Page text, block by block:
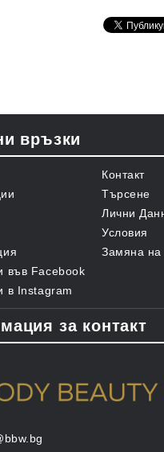
витамин Е, алое вера и
в тази благоухайна
връзки
Контакт
Търсене
Лични
Условия
Замяна на
във Facebook
в Instagram
за контакт